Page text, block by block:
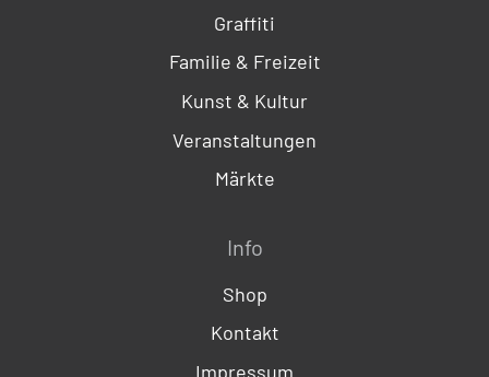
Graffiti
Familie & Freizeit
Kunst & Kultur
Veranstaltungen
Märkte
Info
Shop
Kontakt
Impressum